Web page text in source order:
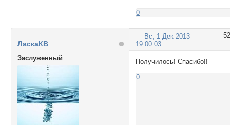
}
#statis {
0
52
Вс, 1 Дек 2013
19:00:03
ЛаскаКВ
Заслуженный
Получилось! Спасибо!!
0